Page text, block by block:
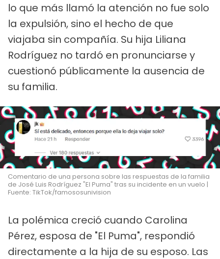
lo que más llamó la atención no fue solo
la expulsión, sino el hecho de que
viajaba sin compañía. Su hija Liliana
Rodríguez no tardó en pronunciarse y
cuestionó públicamente la ausencia de
su familia.
Comentario de una persona sobre las respuestas de la familia
de José Luis Rodríguez "El Puma" tras su incidente en un vuelo |
Fuente: TikTok/famososunivision
La polémica creció cuando Carolina
Pérez, esposa de "El Puma", respondió
directamente a la hija de su esposo. Las